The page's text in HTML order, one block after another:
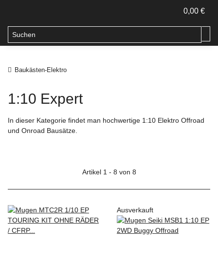
0,00 €
Baukästen-Elektro
1:10 Expert
In dieser Kategorie findet man hochwertige 1:10 Elektro Offroad
und Onroad Bausätze.
Artikel 1 - 8 von 8
Ausverkauft